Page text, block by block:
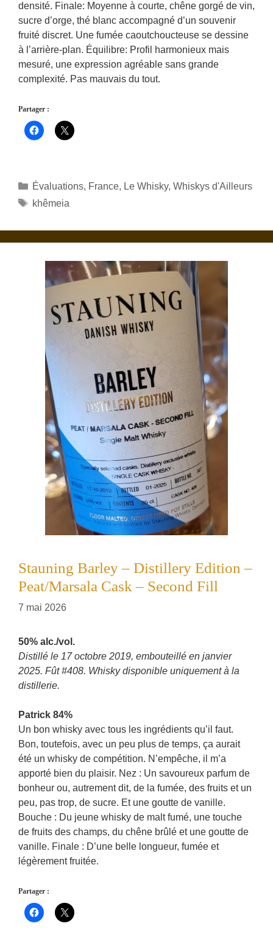
densité. Finale: Moyenne à courte, chêne gorgé de vin,
sucre d’orge, thé blanc accompagné d’un souvenir
fruité discret. Une fumée caoutchoucteuse se dessine
à l’arrière-plan. Équilibre: Profil harmonieux mais
mesuré, une expression agréable sans grande
complexité. Pas mauvais du tout.
Partager :
Catégories
Évaluations, France, Le Whisky, Whiskys d'Ailleurs
Étiquettes
khêmeia
Stauning Barley – Distillery Edition –
Peat/Marsala Cask – Second Fill
7 mai 2026
50% alc./vol.
Distillé le 17 octobre 2019, embouteillé en janvier
2025. Fût #408. Whisky disponible uniquement à la
distillerie.
Patrick 84%
Un bon whisky avec tous les ingrédients qu’il faut.
Bon, toutefois, avec un peu plus de temps, ça aurait
été un whisky de compétition. N’empêche, il m’a
apporté bien du plaisir. Nez : Un savoureux parfum de
bonheur ou, autrement dit, de la fumée, des fruits et un
peu, pas trop, de sucre. Et une goutte de vanille.
Bouche : Du jeune whisky de malt fumé, une touche
de fruits des champs, du chêne brûlé et une goutte de
vanille. Finale : D’une belle longueur, fumée et
légèrement fruitée.
Partager :